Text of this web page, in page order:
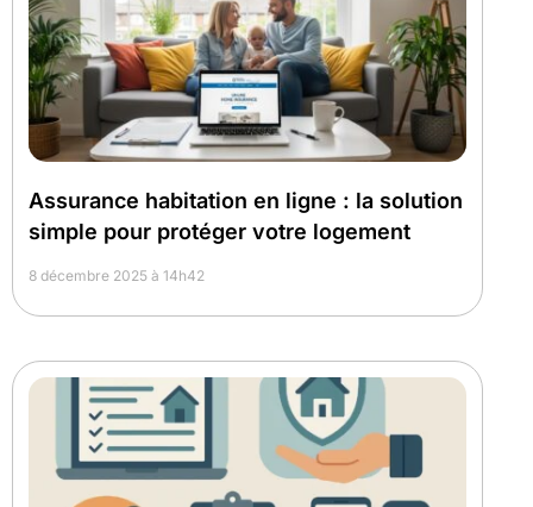
Assurance habitation en ligne : la solution
simple pour protéger votre logement
8 décembre 2025 à 14h42